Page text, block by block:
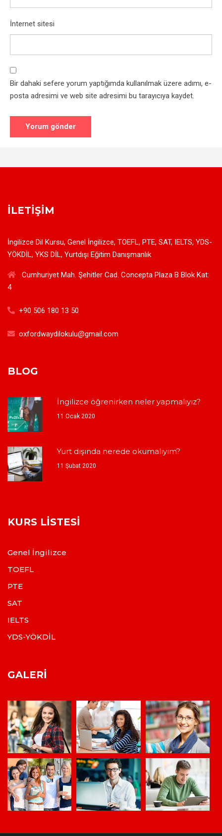
İnternet sitesi
Bir dahaki sefere yorum yaptığımda kullanılmak üzere adımı, e-
posta adresimi ve web site adresimi bu tarayıcıya kaydet.
İLETIŞIM
İngilizce Dil Kursu, Genel İngilizce, TOEFL, PTE, SAT, IELTS, YDS-
YÖKDİL, YKS DİL, Yurtdışı Eğitim Danışmanlık
Cumhuriyet Mah. Şehitler Cad. Concepta Plaza B Blok Kat:
4
+90 506 180 13 50
oxfordwaydilokulu@gmail.com
BLOG
İngilizce öğrenirken neler yapmalıyız?
11 Ocak 2020
Yurt dışında nerede okumalıyım?
11 Şubat 2020
KURS LISTESI
Genel İngilizce
TOEFL
PTE
SAT
IELTS
YDS-YÖKDİL
GALERI